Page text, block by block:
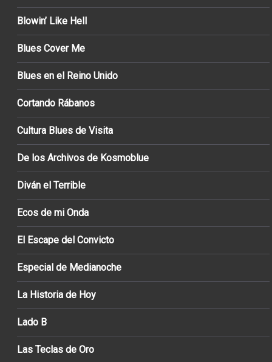
Blowin’ Like Hell
Blues Cover Me
Blues en el Reino Unido
Cortando Rábanos
Cultura Blues de Visita
De los Archivos de Kosmoblue
Diván el Terrible
Ecos de mi Onda
El Escape del Convicto
Especial de Medianoche
La Historia de Hoy
Lado B
Las Teclas de Oro